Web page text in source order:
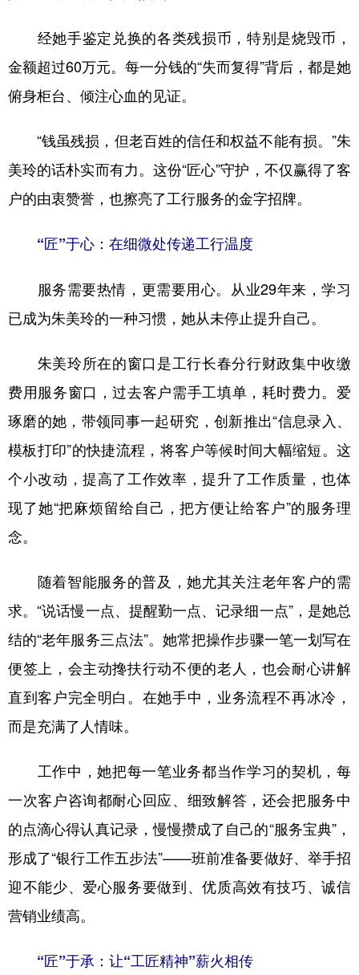
经她手鉴定兑换的各类残损币，特别是烧毁币，
金额超过60万元。每一分钱的“失而复得”背后，都是她
俯身柜台、倾注心血的见证。
“钱虽残损，但老百姓的信任和权益不能有损。”朱
美玲的话朴实而有力。这份“匠心”守护，不仅赢得了客
户的由衷赞誉，也擦亮了工行服务的金字招牌。
“匠”于心：在细微处传递工行温度
服务需要热情，更需要用心。从业29年来，学习
已成为朱美玲的一种习惯，她从未停止提升自己。
朱美玲所在的窗口是工行长春分行财政集中收缴
费用服务窗口，过去客户需手工填单，耗时费力。爱
琢磨的她，带领同事一起研究，创新推出“信息录入、
模板打印”的快捷流程，将客户等候时间大幅缩短。这
个小改动，提高了工作效率，提升了工作质量，也体
现了她“把麻烦留给自己，把方便让给客户”的服务理
念。
随着智能服务的普及，她尤其关注老年客户的需
求。“说话慢一点、提醒勤一点、记录细一点”，是她总
结的“老年服务三点法”。她常把操作步骤一笔一划写在
便签上，会主动搀扶行动不便的老人，也会耐心讲解
直到客户完全明白。在她手中，业务流程不再冰冷，
而是充满了人情味。
工作中，她把每一笔业务都当作学习的契机，每
一次客户咨询都耐心回应、细致解答，还会把服务中
的点滴心得认真记录，慢慢攒成了自己的“服务宝典”，
形成了“银行工作五步法”——班前准备要做好、举手招
迎不能少、爱心服务要做到、优质高效有技巧、诚信
营销业绩高。
“匠”于承：让“工匠精神”薪火相传